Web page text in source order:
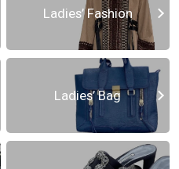
Ladies’ Fashion
Ladies’ Bag